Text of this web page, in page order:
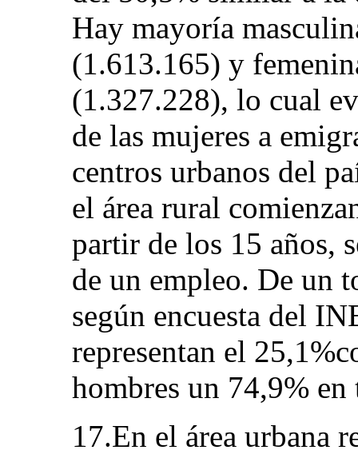
Hay mayoría
(1.613.165) y
(1.327.228), lo cual
de las mujeres a
centros urbanos del
el área rural
partir de los 15 años,
de un empleo. De un
según encuesta del
representan el
hombres un 74,9%
17.En el área urbana